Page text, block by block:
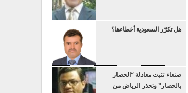
هل تكرّر السعودية أخطاءها؟
صنعاء تثبت معادلة “الحصار
بالحصار” وتحذر الرياض من